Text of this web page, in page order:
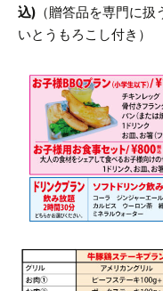
込) （贈答品を専門に
いとうもろこし付き）